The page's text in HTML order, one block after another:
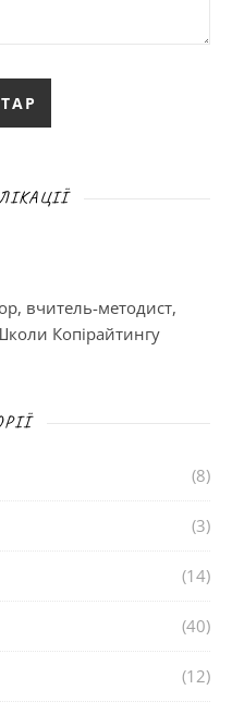
вчитель-методист,
Копірайтингу
(8)
(3)
(14)
(40)
(12)